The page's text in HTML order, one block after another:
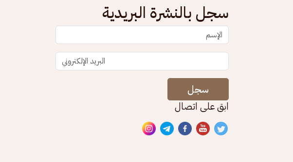
سجل بالنشرة البريدية
سجل
ابق على اتصال